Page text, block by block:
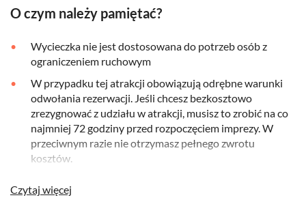
O czym należy pamiętać?
Wycieczka nie jest dostosowana do potrzeb osób z
ograniczeniem ruchowym
W przypadku tej atrakcji obowiązują odrębne warunki
odwołania rezerwacji. Jeśli chcesz bezkosztowo
zrezygnować z udziału w atrakcji, musisz to zrobić na co
najmniej 72 godziny przed rozpoczęciem imprezy. W
przeciwnym razie nie otrzymasz pełnego zwrotu
kosztów.
Czytaj więcej